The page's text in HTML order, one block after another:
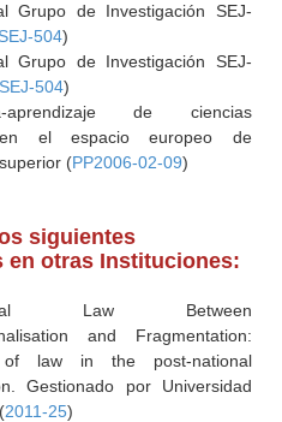
Grupo de Investigación SEJ-
504)
Grupo de Investigación SEJ-
504)
aprendizaje de ciencias
el espacio europeo de
(PP2006-02-09)
siguientes
en otras Instituciones:
Law Between
and Fragmentation:
law in the post-national
Gestionado por Universidad
2011-25)